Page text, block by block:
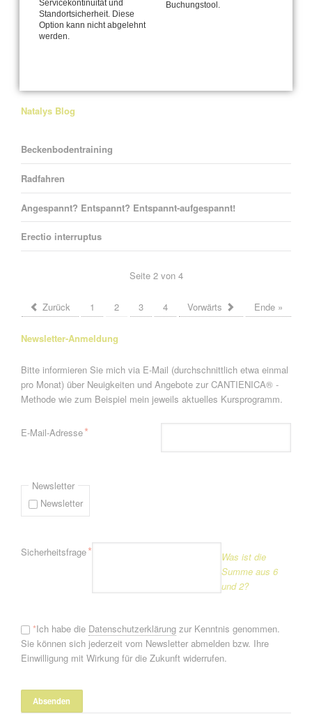
Studio-Adresse in Kaarst:
Natalys Blog
Beckenbodentraining
Radfahren
Angespannt? Entspannt? Entspannt-aufgespannt!
Erectio interruptus
Seite 2 von 4
Zurück 1 2 3 4 Vorwärts Ende »
Newsletter-Anmeldung
Bitte informieren Sie mich via E-Mail (durchschnittlich etwa einmal
pro Monat) über Neuigkeiten und Angebote zur CANTIENICA® -
Methode wie zum Beispiel mein jeweils aktuelles Kursprogramm.
Pflichtfeld
E-Mail-Adresse*
Newsletter
Newsletter
Pflichtfeld
Sicherheitsfrage*
Was ist die
Summe aus 6
und 2?
*Ich habe die Datenschutzerklärungzur Kenntnis genommen.
Sie können sich jederzeit vom Newsletter abmelden bzw. Ihre
Einwilligung mit Wirkung für die Zukunft widerrufen.
Servicekontinuität und
Standortsicherheit. Diese
Option kann nicht abgelehnt
werden.
Buchungstool.